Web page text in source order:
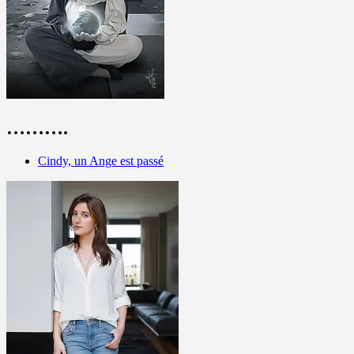
……….
Cindy, un Ange est passé